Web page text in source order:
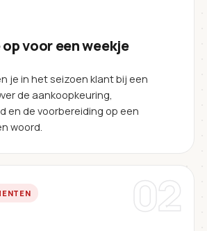
voor een weekje
je in het seizoen klant bij een
de aankoopkeuring,
en de voorbereiding op een
woord.
02